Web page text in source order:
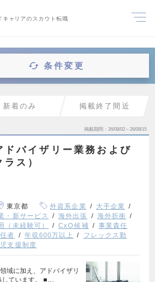
キャリアのスカウト転職
条件変更
新着のみ 掲載終了間近
掲載期間 26/08/02～26/08/15
ドバイザリー業務および
ス）
東京都 外資系企業
大手企業
・新サービス 海外出張
海外折衝
（未経験可） CxO候補
事業責任
者 年収600万以上
フレックス勤
支援制度
域に加え、アドバイザリ
ています。 ■…